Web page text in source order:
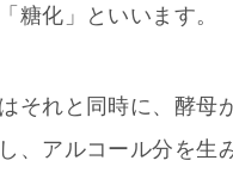
糖化」といいます。
それと同時に、酵母
、アルコール分を生